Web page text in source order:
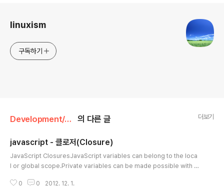
linuxism
구독하기
Development/JavaScript 의 다른 글 더보기
javascript - 클로저(Closure)
JavaScript ClosuresJavaScript variables can belong to the loca
l or global scope.Private variables can be made possible with cl
ed inside the function, like this:Examplefunction myFunction()
0 0 2012. 12. 1.